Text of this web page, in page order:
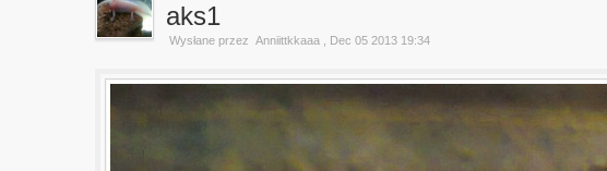
aks1
Wysłane przez Anniittkkaaa , Dec 05 2013 19:34